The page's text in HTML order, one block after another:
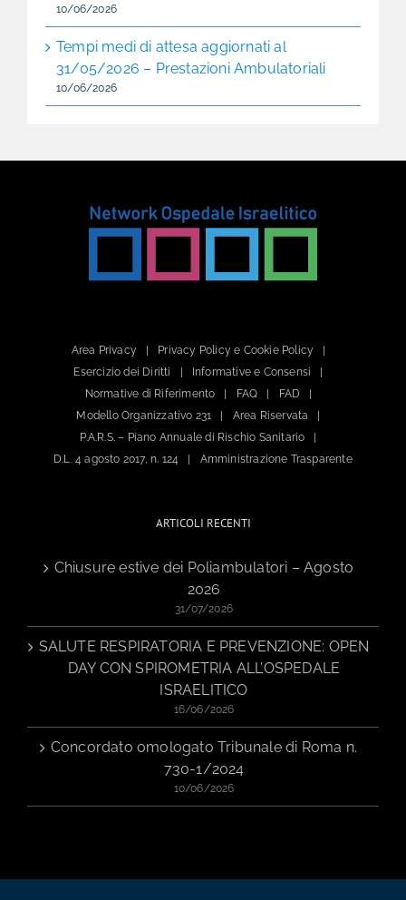
10/06/2026
Tempi medi di attesa aggiornati al
31/05/2026 – Prestazioni Ambulatoriali
10/06/2026
Area Privacy
Privacy Policy e Cookie Policy
Esercizio dei Diritti
Informative e Consensi
Normative di Riferimento
FAQ
FAD
Modello Organizzativo 231
Area Riservata
P.A.R.S. – Piano Annuale di Rischio Sanitario
D.L. 4 agosto 2017, n. 124
Amministrazione Trasparente
ARTICOLI RECENTI
Chiusure estive dei Poliambulatori – Agosto
2026
31/07/2026
SALUTE RESPIRATORIA E PREVENZIONE: OPEN
DAY CON SPIROMETRIA ALL’OSPEDALE
ISRAELITICO
16/06/2026
Concordato omologato Tribunale di Roma n.
730-1/2024
10/06/2026